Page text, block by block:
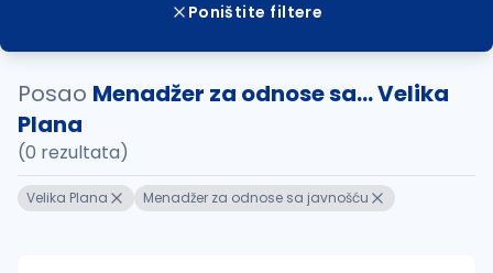
Poništite filtere
Posao Menadžer za odnose sa... Velika
Plana
(0 rezultata)
Velika Plana Menadžer za odnose sa javnošću